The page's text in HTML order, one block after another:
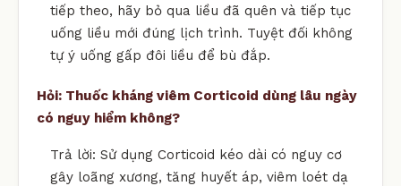
tiếp theo, hãy bỏ qua liều đã quên và tiếp tục
uống liều mới đúng lịch trình. Tuyệt đối không
tự ý uống gấp đôi liều để bù đắp.
Hỏi: Thuốc kháng viêm Corticoid dùng lâu ngày
có nguy hiểm không?
Trả lời: Sử dụng Corticoid kéo dài có nguy cơ
gây loãng xương, tăng huyết áp, viêm loét dạ